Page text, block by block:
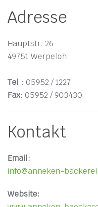
Adresse
Hauptstr. 26
49751 Werpeloh
Tel.: 05952 / 1227
Fax: 05952 / 903430
Kontakt
Email:
info@anneken-
Website: